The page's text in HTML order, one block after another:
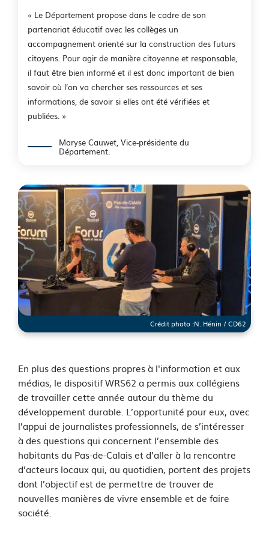
« Le Département propose dans le cadre de son
partenariat éducatif avec les collèges un
accompagnement orienté sur la construction des futurs
citoyens. Pour agir de manière citoyenne et responsable,
il faut être bien informé et il est donc important de bien
savoir où l’on va chercher ses ressources et ses
informations, de savoir si elles ont été vérifiées et
publiées. »
Maryse Cauwet, Vice-présidente du
Département.
Crédit photo :N. Hénin / CD62
En plus des questions propres à l'information et aux
médias, le dispositif WRS62 a permis aux collégiens
de travailler cette année autour du thème du
développement durable. L’opportunité pour eux, avec
l’appui de journalistes professionnels, de s’intéresser
à des questions qui concernent l’ensemble des
habitants du Pas-de-Calais et d’aller à la rencontre
d’acteurs locaux qui, au quotidien, portent des projets
dont l’objectif est de permettre de trouver de
nouvelles manières de vivre ensemble et de faire
société.